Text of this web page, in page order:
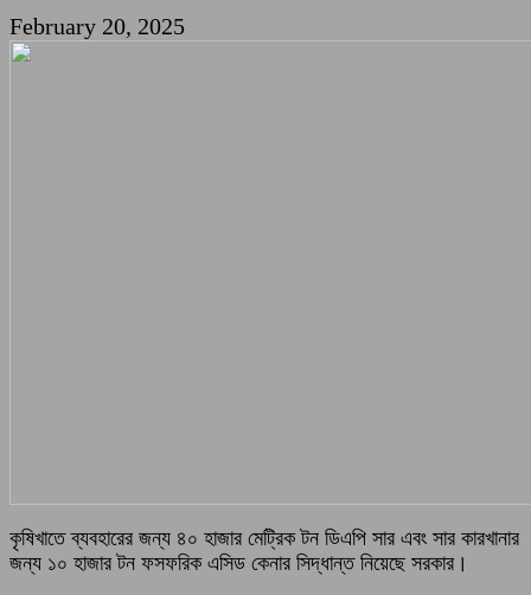
February 20, 2025
কৃষিখাতে ব্যবহারের জন্য ৪০ হাজার মেট্রিক টন ডিএপি সার এবং সার কারখানার
জন্য ১০ হাজার টন ফসফরিক এসিড কেনার সিদ্ধান্ত নিয়েছে সরকার।